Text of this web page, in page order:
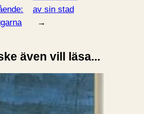
av sin stad
→
även vill läsa...